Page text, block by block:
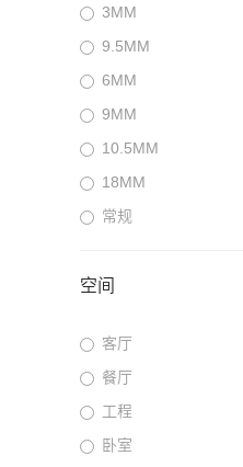
3MM
9.5MM
6MM
9MM
10.5MM
18MM
常规
空间
客厅
餐厅
工程
卧室